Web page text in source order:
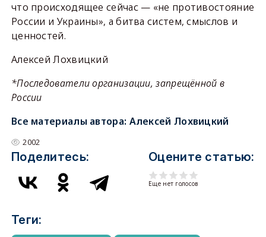
что происходящее сейчас — «не противостояние
России и Украины», а битва систем, смыслов и
ценностей.
Алексей Лохвицкий
*Последователи организации, запрещённой в
России
Все материалы автора: Алексей Лохвицкий
2002
Поделитесь: Оцените статью:
Еще нет голосов
Теги: